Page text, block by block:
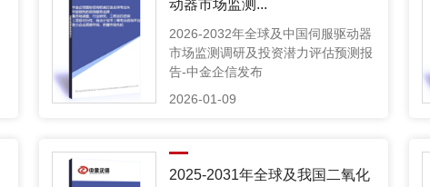
动器市场监测...
2026-2032年全球及中国伺服驱动器
市场监测调研及投资潜力评估预测报
告-中金企信发布
2026-01-09
2025-2031年全球及我国二氧化